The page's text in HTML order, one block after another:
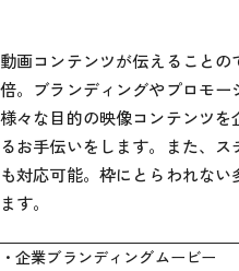
動画コンテンツが伝えること
倍。ブランディングやプロモー
様々な目的の映像コンテンツ
るお手伝いをします。また、
も対応可能。枠にとらわれな
ます。
企業ブランディングムービー